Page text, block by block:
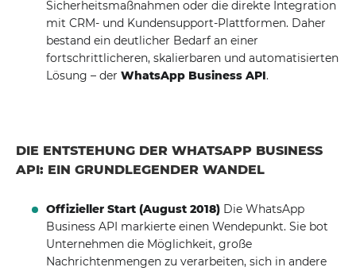
Sicherheitsmaßnahmen oder die direkte Integration
mit CRM- und Kundensupport-Plattformen. Daher
bestand ein deutlicher Bedarf an einer
fortschrittlicheren, skalierbaren und automatisierten
Lösung – derWhatsApp Business API.
DIE ENTSTEHUNG DER WHATSAPP BUSINESS
API: EIN GRUNDLEGENDER WANDEL
Offizieller Start (August 2018) Die WhatsApp
Business API markierte einen Wendepunkt. Sie bot
Unternehmen die Möglichkeit, große
Nachrichtenmengen zu verarbeiten, sich in andere